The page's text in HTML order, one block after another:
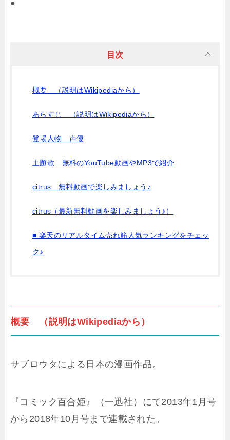
●
目次
概要 （説明はWikipediaから）
あらすじ （説明はWikipediaから）
登場人物 声優
主題歌 無料のYouTube動画やMP3で紹介
citrus 無料動画で楽しみましょう♪
citrus（最新無料動画を楽しみましょう♪）
■ 楽天のリアルタイム売れ筋人気ランキングをチェッ
ク♪
概要 （説明はWikipediaから）
サブロウタによる日本の漫画作品。
『コミック百合姫』（一迅社）にて2013年1月号
から2018年10月号まで連載された。